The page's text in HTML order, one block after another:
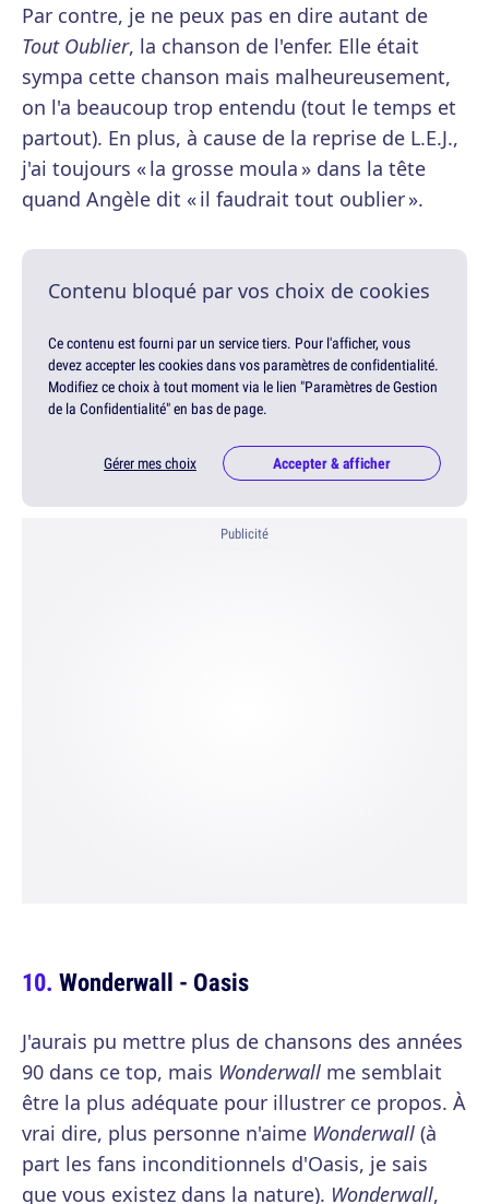
Par contre, je ne peux pas en dire autant de
Tout Oublier, la chanson de l'enfer. Elle était
sympa cette chanson mais malheureusement,
on l'a beaucoup trop entendu (tout le temps et
partout). En plus, à cause de la reprise de L.E.J.,
j'ai toujours « la grosse moula » dans la tête
quand Angèle dit « il faudrait tout oublier ».
Contenu bloqué par vos choix de cookies
Ce contenu est fourni par un service tiers. Pour l'afficher, vous
devez accepter les cookies dans vos paramètres de confidentialité.
Modifiez ce choix à tout moment via le lien "Paramètres de Gestion
de la Confidentialité" en bas de page.
Gérer mes choix Accepter & afficher
Publicité
Wonderwall - Oasis
J'aurais pu mettre plus de chansons des années
90 dans ce top, mais Wonderwall me semblait
être la plus adéquate pour illustrer ce propos. À
vrai dire, plus personne n'aime Wonderwall (à
part les fans inconditionnels d'Oasis, je sais
que vous existez dans la nature). Wonderwall,